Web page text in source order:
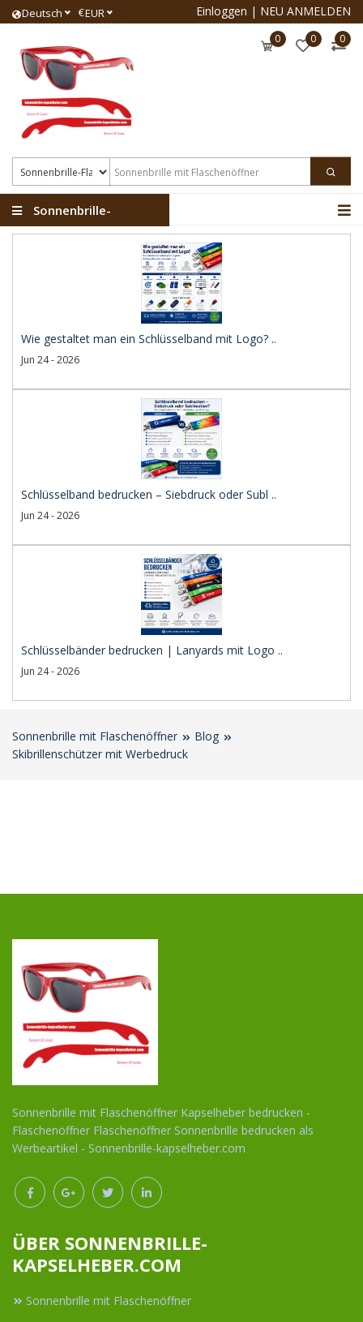
Deutsch €EUR Einloggen | NEU ANMELDEN
0 0 0
Sonnenbrille-
Wie gestaltet man ein Schlüsselband mit Logo? ..
Jun 24 - 2026
Schlüsselband bedrucken – Siebdruck oder Subl ..
Jun 24 - 2026
Schlüsselbänder bedrucken | Lanyards mit Logo ..
Jun 24 - 2026
Sonnenbrille mit Flaschenöffner
Blog
Skibrillenschützer mit Werbedruck
Sonnenbrille mit Flaschenöffner Kapselheber bedrucken -
Flaschenöffner Flaschenöffner Sonnenbrille bedrucken als
Werbeartikel - Sonnenbrille-kapselheber.com
ÜBER SONNENBRILLE-
KAPSELHEBER.COM
Sonnenbrille mit Flaschenöffner